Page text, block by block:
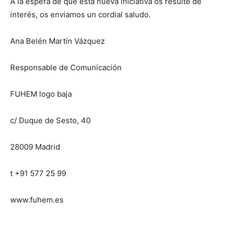
interés, os enviamos un cordial saludo.
Ana Belén Martín Vázquez
Responsable de Comunicación
FUHEM logo baja
c/ Duque de Sesto, 40
28009 Madrid
t +91 577 25 99
www.fuhem.es